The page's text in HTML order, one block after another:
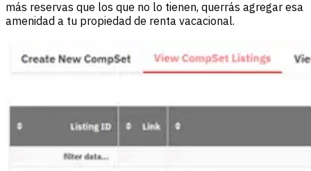
más reservas que los que no lo tienen, querrás agregar esa
amenidad a tu propiedad de renta vacacional.